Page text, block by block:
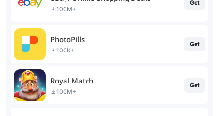
100M+
Get
PhotoPills
100K+
Get
Royal Match
100M+
Get